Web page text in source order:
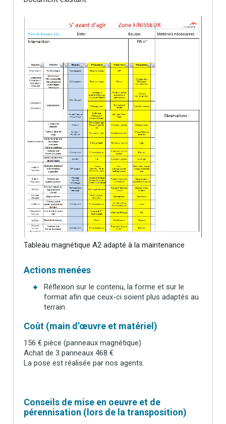
Tableau magnétique A2 adapté à la maintenance
Actions menées
Réflexion sur le contenu, la forme et sur le
format afin que ceux-ci soient plus adaptés au
terrain.
Coût (main d’œuvre et matériel)
156 € pièce (panneaux magnétique)
Achat de 3 panneaux 468 €
La pose est réalisée par nos agents.
Conseils de mise en oeuvre et de
pérennisation (lors de la transposition)